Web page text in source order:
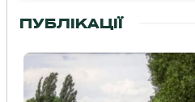
ПУБЛІКАЦІЇ